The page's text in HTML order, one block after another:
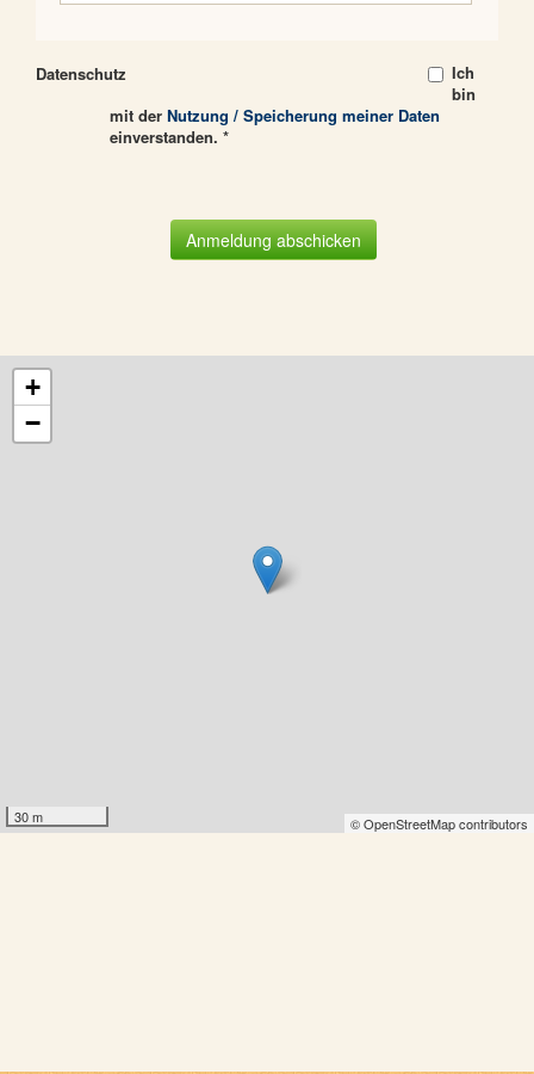
Datenschutz
Ich
bin
mit derNutzung / Speicherung meiner Daten
einverstanden. *
Anmeldung abschicken
+
−
30 m © OpenStreetMap contributors